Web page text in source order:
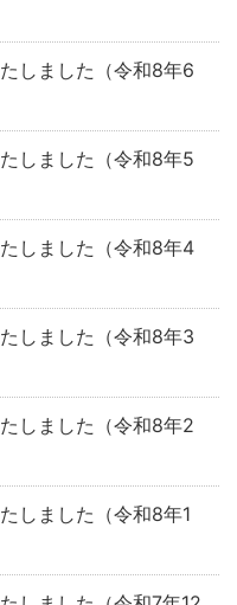
しました（令和8年6
しました（令和8年5
しました（令和8年4
しました（令和8年3
しました（令和8年2
しました（令和8年1